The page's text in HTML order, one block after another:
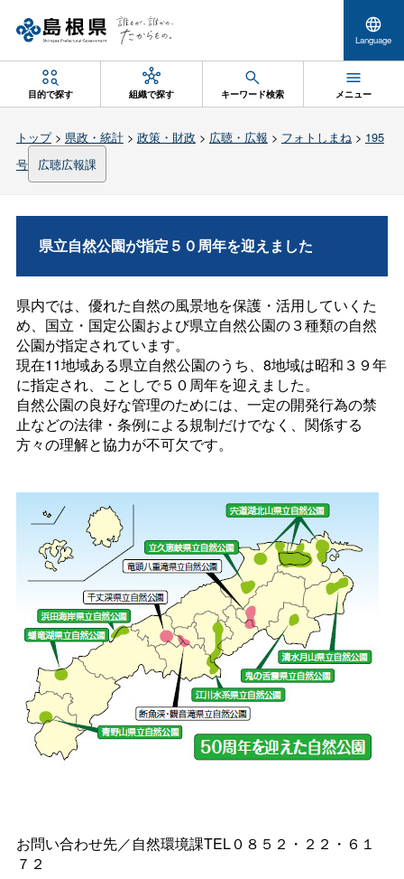
Language
目的で探す 組織で探す キーワード検索 メニュー
トップ> 県政・統計> 政策・財政 > 広聴・広報 > フォトしまね> 195
号
広聴広報課
県立自然公園が指定５０周年を迎えました
県内では、優れた自然の風景地を保護・活用していくた
め、国立・国定公園および県立自然公園の３種類の自然
公園が指定されています。
現在11地域ある県立自然公園のうち、8地域は昭和３９年
に指定され、ことしで５０周年を迎えました。
自然公園の良好な管理のためには、一定の開発行為の禁
止などの法律・条例による規制だけでなく、関係する
方々の理解と協力が不可欠です。
お問い合わせ先／自然環境課TEL０８５２・２２・６１
７２